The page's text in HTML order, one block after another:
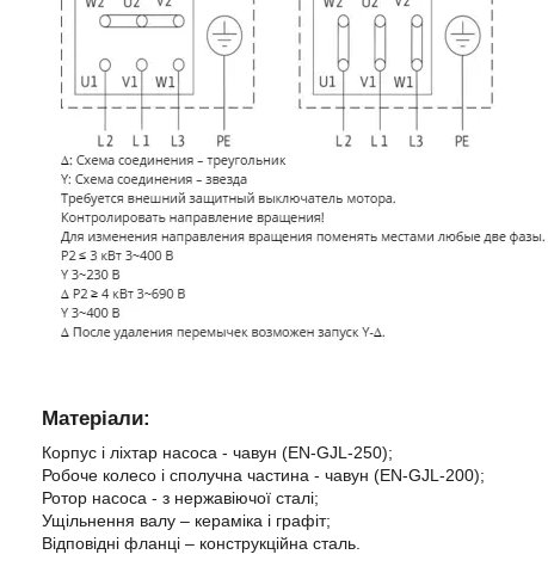
Матеріали:
Корпус і ліхтар насоса - чавун (EN-GJL-250);
Робоче колесо і сполучна частина - чавун (EN-GJL-200);
Ротор насоса - з нержавіючої сталі;
Ущільнення валу – кераміка і графіт;
Відповідні фланці – конструкційна сталь.